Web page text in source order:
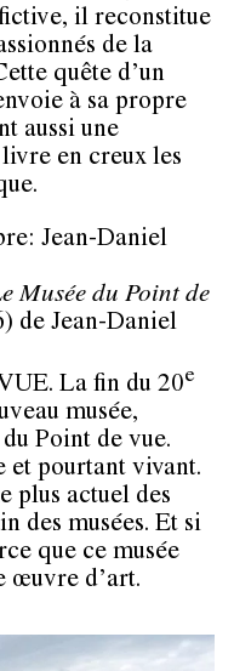
il reconstitue
de la
quête d’un
à sa propre
aussi une
en creux les
Jean-Daniel
Musée du Point de
de Jean-Daniel
La fin du 20e
musée,
Point de vue.
et pourtant vivant.
plus actuel des
des musées. Et si
que ce musée
œuvre d’art.